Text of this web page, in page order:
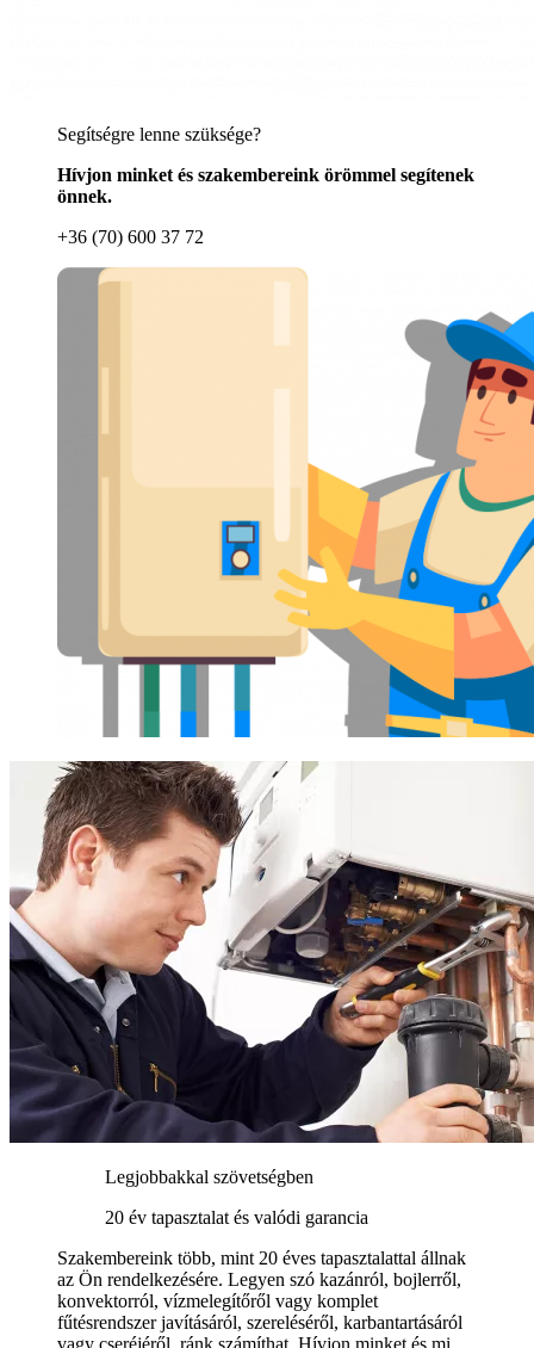
Segítségre lenne szüksége?
Hívjon minket és szakembereink örömmel segítenek
önnek.
+36 (70) 600 37 72
Legjobbakkal szövetségben
20 év tapasztalat és valódi garancia
Szakembereink több, mint 20 éves tapasztalattal állnak
az Ön rendelkezésére. Legyen szó kazánról, bojlerről,
konvektorról, vízmelegítőről vagy komplet
fűtésrendszer javításáról, szereléséről, karbantartásáról